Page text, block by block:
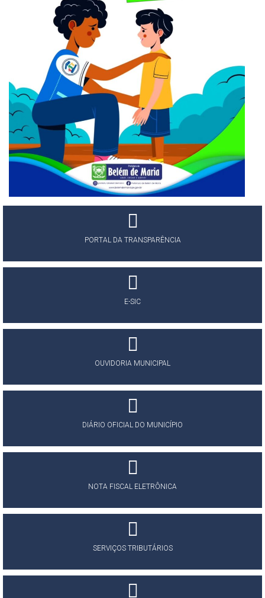
PORTAL DA TRANSPARÊNCIA
E-SIC
OUVIDORIA MUNICIPAL
DIÁRIO OFICIAL DO MUNICÍPIO
NOTA FISCAL ELETRÔNICA
SERVIÇOS TRIBUTÁRIOS